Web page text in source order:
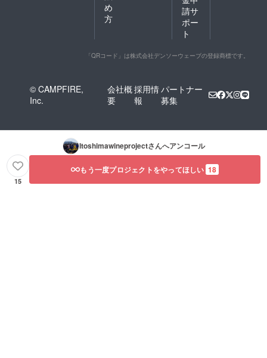
め
方
請サ
ポー
ト
「QRコード」は株式会社デンソーウェーブの登録商標です。
© CAMPFIRE,
Inc.
会社概
要
採用情
報
パートナー
募集
Itoshimawineprojectさんへアンコール
15
もう一度プロジェクトをやってほしい 18